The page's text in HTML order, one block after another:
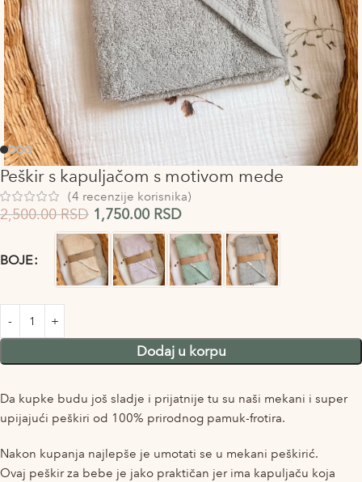
Peškir s kapuljačom s motivom mede
(4 recenzije korisnika)
2,500.00RSD 1,750.00 RSD
BOJE
Dodaj u korpu
Alternative:
Da kupke budu još sladje i prijatnije tu su naši mekani i super
upijajući peškiri od 100% prirodnog pamuk-frotira.
Nakon kupanja najlepše je umotati se u mekani peškirić.
Ovaj peškir za bebe je jako praktičan jer ima kapuljaču koja